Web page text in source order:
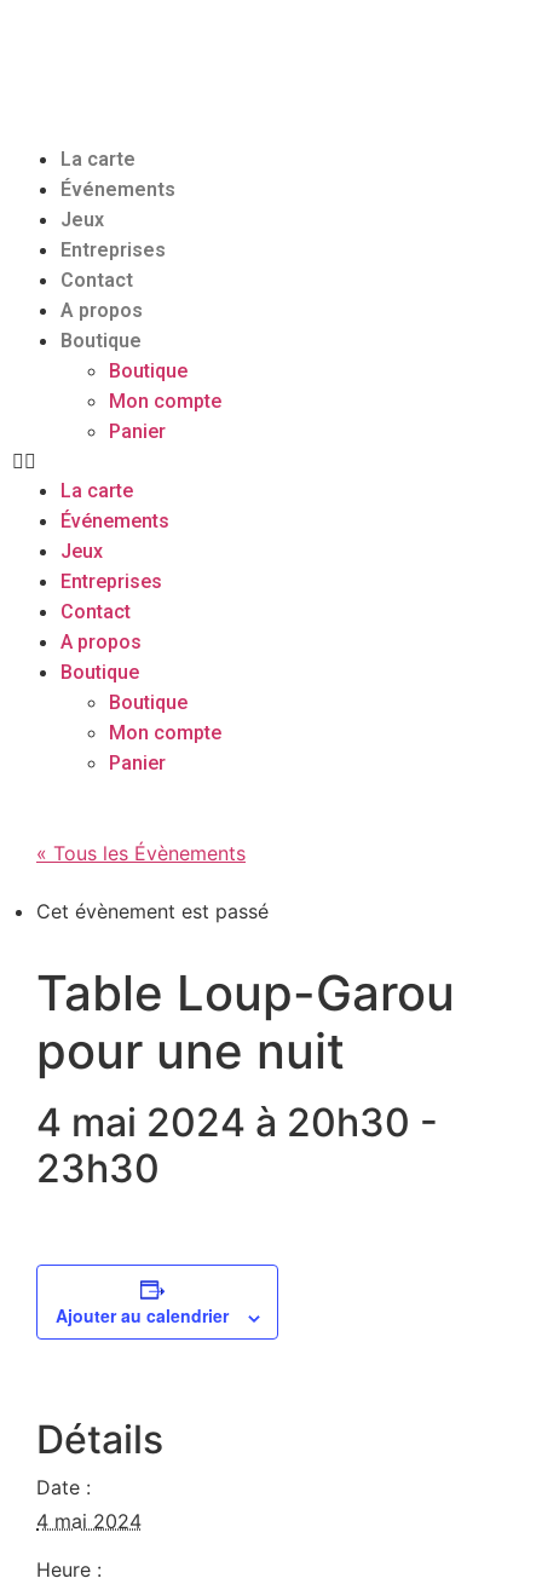
La carte
Événements
Jeux
Entreprises
Contact
A propos
Boutique
Boutique
Mon compte
Panier
La carte
Événements
Jeux
Entreprises
Contact
A propos
Boutique
Boutique
Mon compte
Panier
« Tous les Évènements
Cet évènement est passé
Table Loup-Garou
pour une nuit
4 mai 2024 à 20h30 -
23h30
Ajouter au calendrier
Détails
Date :
4 mai 2024
Heure :